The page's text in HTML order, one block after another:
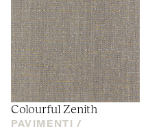
Colourful Zenith
PAVIMENTI /